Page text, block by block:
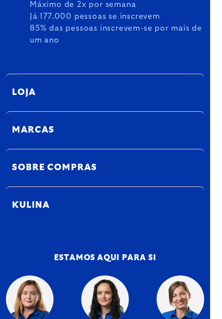
Máximo de 2x por semana
Já 177.000 pessoas se inscrevem
85% das pessoas inscrevem-se por mais de
um ano
LOJA
MARCAS
SOBRE COMPRAS
KULINA
ESTAMOS AQUI PARA SI